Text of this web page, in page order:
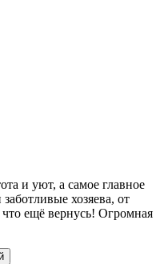
и уют, а самое главное
хозяева, от
что ещё вернусь! Огромная